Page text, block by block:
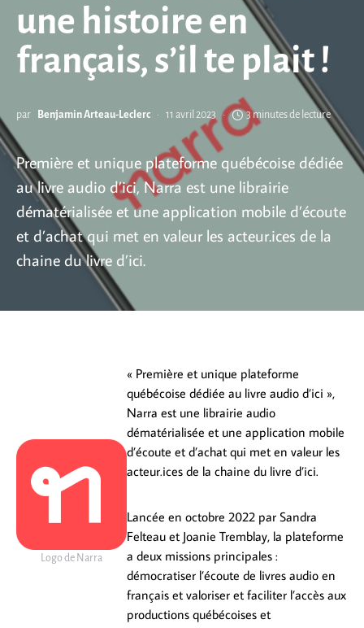
une histoire en
français, s’il te plait !
par Benjamin Arteau-Leclerc 11 avril 2023 3 minutes de lecture
Première et unique plateforme québécoise dédiée
au livre audio d’ici, Narra est une librairie
dématérialisée et une application mobile d’écoute
et d’achat qui met en valeur les acteur.ices de la
chaine du livre d’ici.
Logo de Narra
« Première et unique plateforme
québécoise dédiée au livre audio d’ici »,
Narra est une librairie audio
dématérialisée et une application mobile
d’écoute et d’achat qui met en valeur les
acteur.ices de la chaine du livre d’ici.
Lancée en octobre 2022 par Sandra
Felteau et Joanie Tremblay, la plateforme
a deux missions principales :
démocratiser l’écoute de livres audio en
français et valoriser et faciliter l’accès aux
productions québécoises et